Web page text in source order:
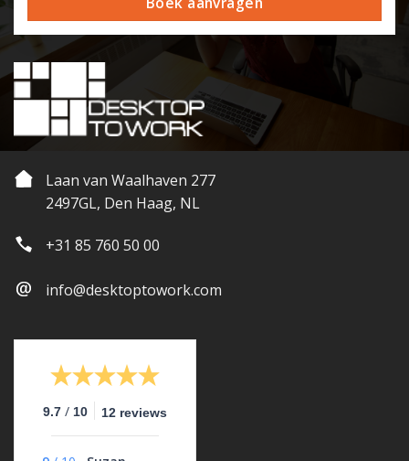
Laan van Waalhaven 277
2497GL, Den Haag, NL
+31 85 760 50 00
info@desktoptowork.com
9.7 / 10 12 reviews